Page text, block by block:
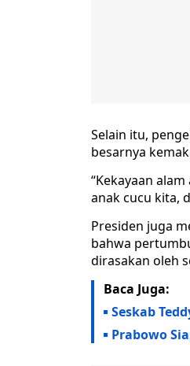
Selain itu,
besarnya
“Kekayaan
anak cucu kita,
Presiden juga
bahwa
dirasakan oleh
Baca Juga:
Seskab
Prabowo